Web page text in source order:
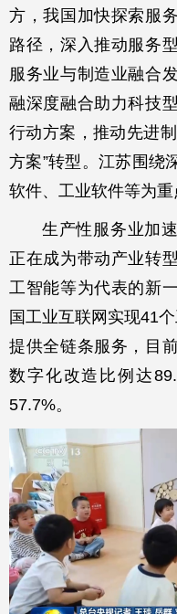
方，我国加快探索服
路径，深入推动服务
服务业与制造业融合
融深度融合助力科技
行动方案，推动先进
方案”转型。江苏围绕
软件、工业软件等为重
生产性服务业加
正在成为带动产业转
工智能等为代表的新
国工业互联网实现41
提供全链条服务，目
数字化改造比例达
57.7%。